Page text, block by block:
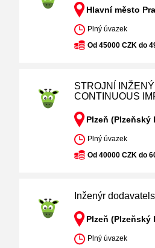
Hlavní město
Plný úvazek
Od 45000 CZK do
STROJNÍ
CONTINUOUS
Plzeň (Plzeňský
Plný úvazek
Od 40000 CZK do
Inženýr
Plzeň (Plzeňský
Plný úvazek